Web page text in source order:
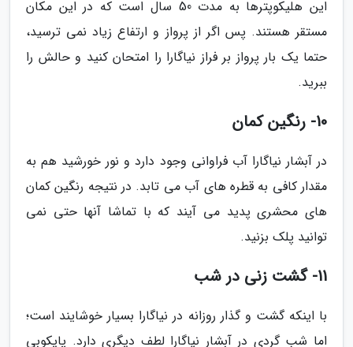
این هلیکوپترها به مدت 50 سال است که در این مکان
مستقر هستند. پس اگر از پرواز و ارتفاع زیاد نمی ترسید،
حتما یک بار پرواز بر فراز نیاگارا را امتحان کنید و حالش را
ببرید.
10- رنگین کمان
در آبشار نیاگارا آب فراوانی وجود دارد و نور خورشید هم به
مقدار کافی به قطره های آب می تابد. در نتیجه رنگین کمان
های محشری پدید می آیند که با تماشا آنها حتی نمی
توانید پلک بزنید.
11- گشت زنی در شب
با اینکه گشت و گذار روزانه در نیاگارا بسیار خوشایند است؛
اما شب گردی در آبشار نیاگارا لطف دیگری دارد. پایکوبی